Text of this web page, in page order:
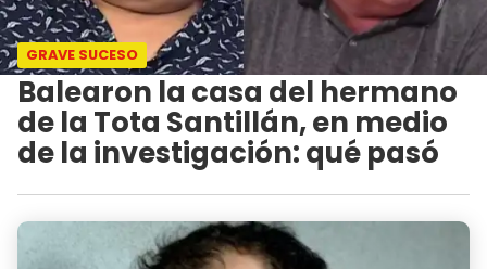
GRAVE SUCESO
Balearon la casa del hermano
de la Tota Santillán, en medio
de la investigación: qué pasó